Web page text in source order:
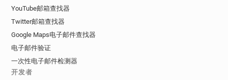
YouTube邮箱查找器
Twitter邮箱查找器
Google Maps电子邮件查找器
电子邮件验证
一次性电子邮件检测器
开发者